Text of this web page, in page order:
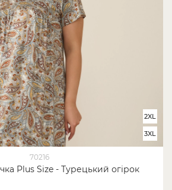
70216
Plus Size - Турецький огірок
2XL
3XL